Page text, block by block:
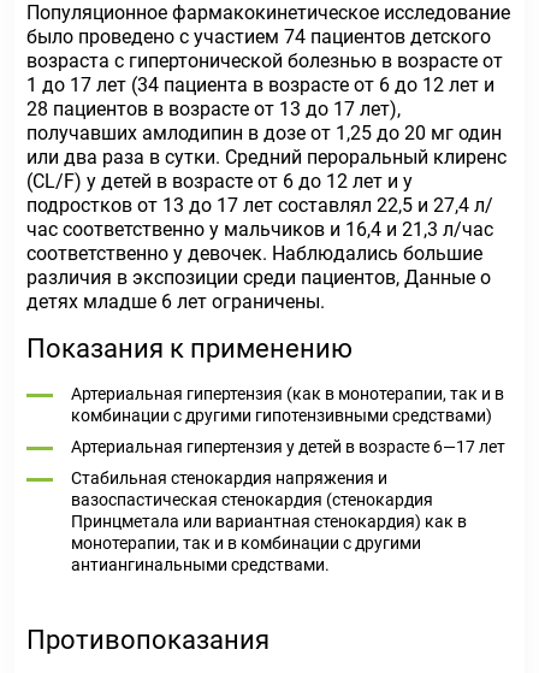
Популяционное фармакокинетическое исследование
было проведено с участием 74 пациентов детского
возраста с гипертонической болезнью в возрасте от
1 до 17 лет (34 пациента в возрасте от 6 до 12 лет и
28 пациентов в возрасте от 13 до 17 лет),
получавших амлодипин в дозе от 1,25 до 20 мг один
или два раза в сутки. Средний пероральный клиренс
(CL/F) у детей в возрасте от 6 до 12 лет и у
подростков от 13 до 17 лет составлял 22,5 и 27,4 л/
час соответственно у мальчиков и 16,4 и 21,3 л/час
соответственно у девочек. Наблюдались большие
различия в экспозиции среди пациентов, Данные о
детях младше 6 лет ограничены.
Показания к применению
Артериальная гипертензия (как в монотерапии, так и в
комбинации с другими гипотензивными средствами)
Артериальная гипертензия у детей в возрасте 6—17 лет
Стабильная стенокардия напряжения и
вазоспастическая стенокардия (стенокардия
Принцметала или вариантная стенокардия) как в
монотерапии, так и в комбинации с другими
антиангинальными средствами.
Противопоказания